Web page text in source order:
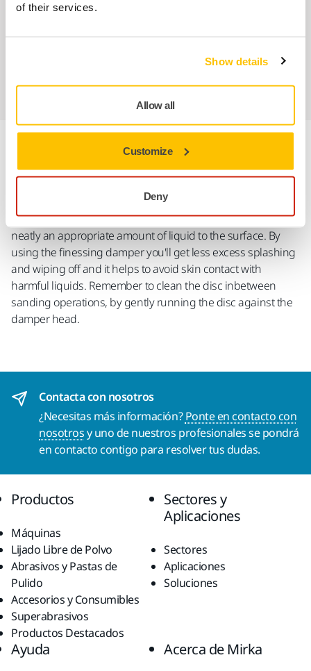
of their services.
Show details
Allow all
Customize
Deny
Atención al Cliente de Mirka
acabado impecable
Información sobre el producto
For finessing operations with Polarstar and Iridium SR3, SR5
and SR7 abrasives. This product dispenses quickly and
neatly an appropriate amount of liquid to the surface. By
using the finessing damper you'll get less excess splashing
and wiping off and it helps to avoid skin contact with
harmful liquids. Remember to clean the disc inbetween
sanding operations, by gently running the disc against the
damper head.
Contacta con nosotros
¿Necesitas más información?Ponte en contacto con
nosotrosy uno de nuestros profesionales se pondrá
en contacto contigo para resolver tus dudas.
Productos
Máquinas
Lijado Libre de Polvo
Abrasivos y Pastas de
Pulido
Accesorios y Consumibles
Superabrasivos
Productos Destacados
Sectores y
Aplicaciones
Sectores
Aplicaciones
Soluciones
Ayuda Acerca de Mirka